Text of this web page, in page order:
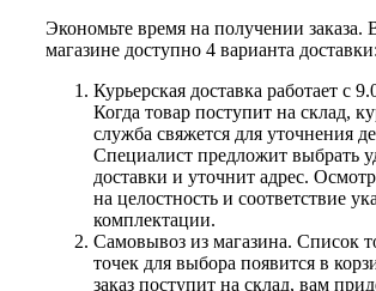
Экономьте время на получении заказа.
магазине доступно 4 варианта доставки:
Курьерская доставка работает с
Когда товар поступит на склад,
служба свяжется для уточнения
Специалист предложит выбрать
доставки и уточнит адрес.
на целостность и соответствие
комплектации.
Самовывоз из магазина. Список
точек для выбора появится в
заказ поступит на склад, вам